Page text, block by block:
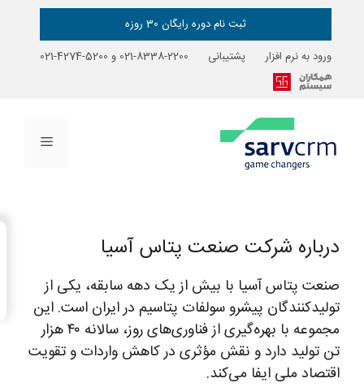
ثبت نام دوره رایگان 30 روزه
ورود به نرم افزار
پشتیبانی 2200-8338-021 و5200-4274-021
فهرست
درباره شرکت صنعت پتاس آسیا
صنعت پتاس آسیا با بیش از یک دهه سابقه، یکی از
تولیدکنندگان پیشرو سولفات پتاسیم در ایران است. این
مجموعه با بهره‌گیری از فناوری‌های روز، سالانه ۴۰ هزار
تن تولید دارد و نقش مؤثری در کاهش واردات و تقویت
اقتصاد ملی ایفا می‌کند.